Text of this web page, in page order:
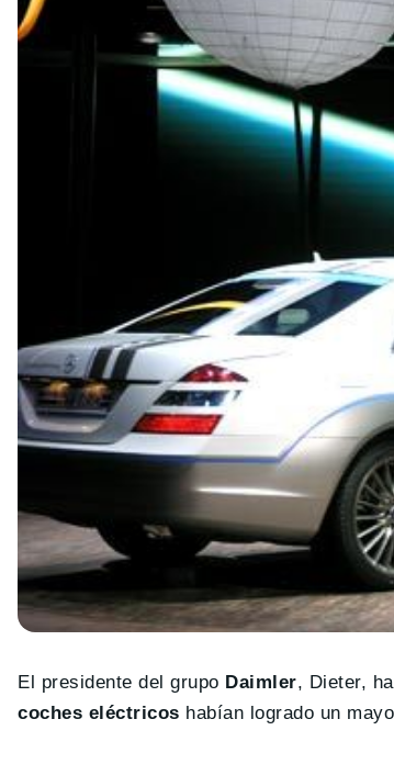
El presidente del grupo Daimler, Dieter,
coches eléctricos habían logrado un